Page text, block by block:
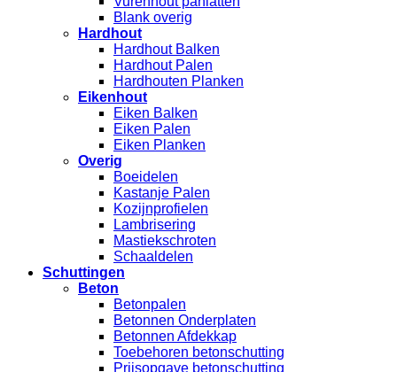
Blank overig
Hardhout
Hardhout Balken
Hardhout Palen
Hardhouten Planken
Eikenhout
Eiken Balken
Eiken Palen
Eiken Planken
Overig
Boeidelen
Kastanje Palen
Kozijnprofielen
Lambrisering
Mastiekschroten
Schaaldelen
Schuttingen
Beton
Betonpalen
Betonnen Onderplaten
Betonnen Afdekkap
Toebehoren betonschutting
Prijsopgave betonschutting